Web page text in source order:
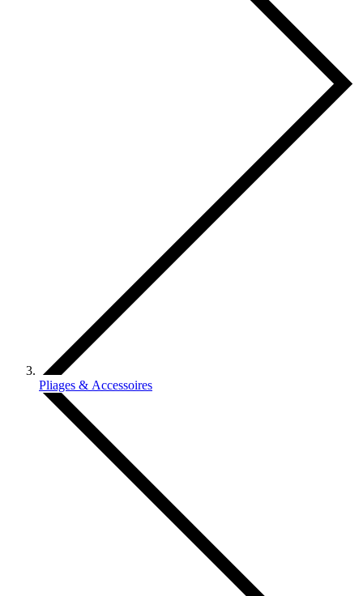
Pliages & Accessoires